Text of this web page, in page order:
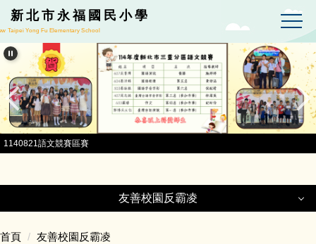
跳到主要內容區
新北市永福國民小學
Taipei Yong Fu Elementary School
1140821語文競賽區賽
友善校園反霸凌
首頁 友善校園反霸凌